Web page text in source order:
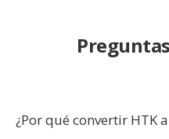
¿Por qué convertir HTK a